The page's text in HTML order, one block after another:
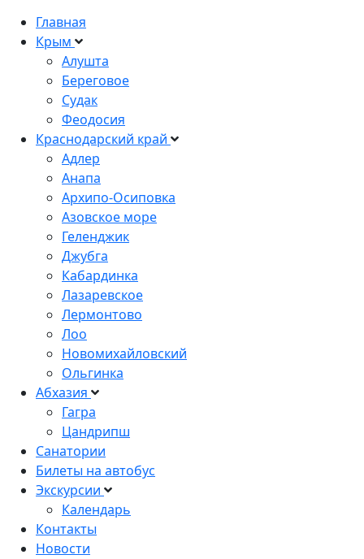
Главная
Крым
Алушта
Береговое
Судак
Феодосия
Краснодарский край
Адлер
Анапа
Архипо-Осиповка
Азовское море
Геленджик
Джубга
Кабардинка
Лазаревское
Лермонтово
Лоо
Новомихайловский
Ольгинка
Абхазия
Гагра
Цандрипш
Санатории
Билеты на автобус
Экскурсии
Календарь
Контакты
Новости